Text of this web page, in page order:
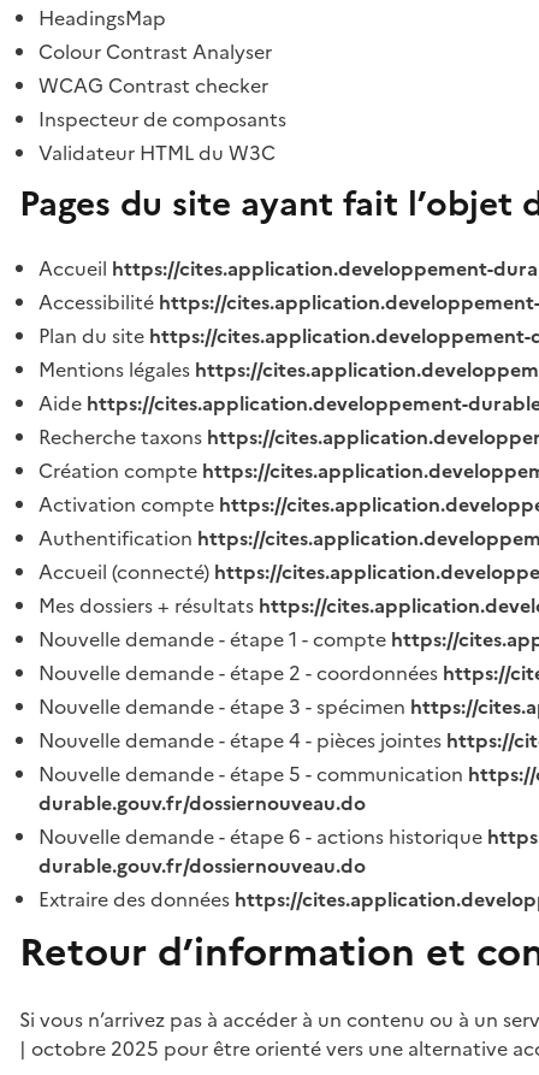
HeadingsMap
Colour Contrast Analyser
WCAG Contrast checker
Inspecteur de composants
Validateur HTML du W3C
Pages du site ayant fait
Accueil https://cites.application.developpement-
Accessibilité https://
Plan du site https://
Mentions légales https://
Aide https://cites.application.developpement-
Recherche taxons https://
Création compte https://
Activation compte https://
Authentification https://
Accueil (connecté) https://
Mes dossiers + résultats https://
Nouvelle demande - étape 1 - compte https://
Nouvelle demande - étape 2 - coordonnées https://
Nouvelle demande - étape 3 - spécimen https://
Nouvelle demande - étape 4 - pièces jointes https://
Nouvelle demande - étape 5 - communication
durable.gouv.fr/dossiernouveau.do
Nouvelle demande - étape 6 - actions historique
durable.gouv.fr/dossiernouveau.do
Extraire des données https://
Retour d’information et
Si vous n’arrivez pas à accéder à un contenu ou à un
| octobre 2025 pour être orienté vers une alternative